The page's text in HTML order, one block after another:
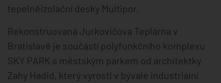
tepelněizolační desky Multipor.
Rekonstruovaná Jurkovičova Teplárna v
Bratislavě je součástí polyfunkčního komplexu
SKY PARK s městským parkem od architektky
Zahy Hadid, který vyrostl v bývalé industriální